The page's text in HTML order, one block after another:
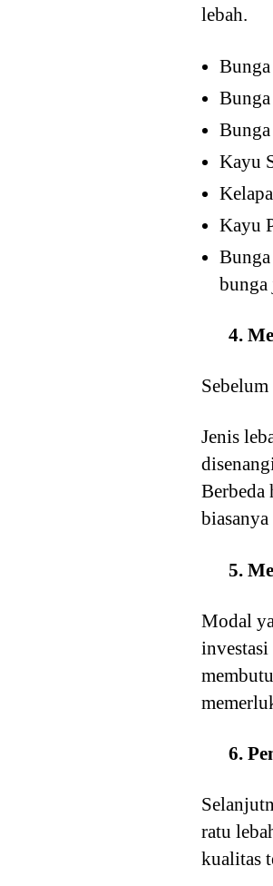
lebah.
Kayu
Kayu
bunga
4.
Jenis
Berbeda
5.
Modal
6.
ratu
kualitas